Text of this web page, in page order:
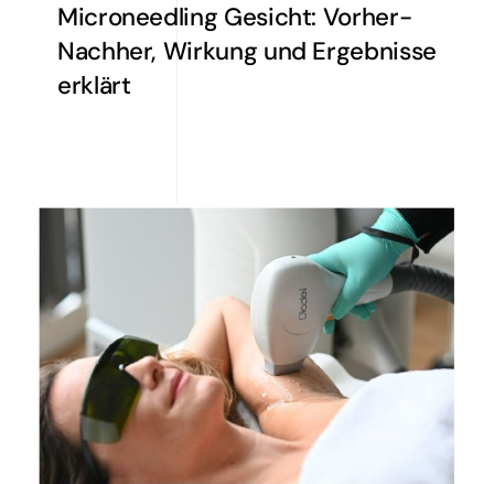
Microneedling Gesicht: Vorher-
Nachher, Wirkung und Ergebnisse
erklärt